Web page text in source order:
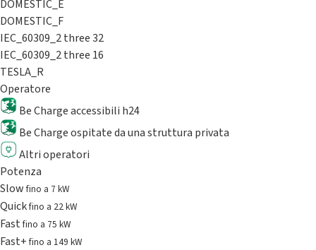
DOMESTIC_E
DOMESTIC_F
IEC_60309_2 three 32
IEC_60309_2 three 16
TESLA_R
Operatore
Be Charge accessibili h24
Be Charge ospitate da una struttura privata
Altri operatori
Potenza
Slowfino a 7 kW
Quickfino a 22 kW
Fastfino a 75 kW
Fast+fino a 149 kW